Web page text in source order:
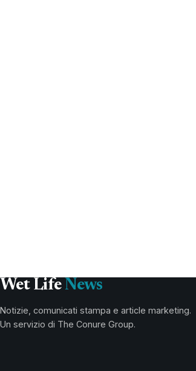
Wet Life News
Notizie, comunicati stampa e article marketing.
Un servizio di The Conure Group.